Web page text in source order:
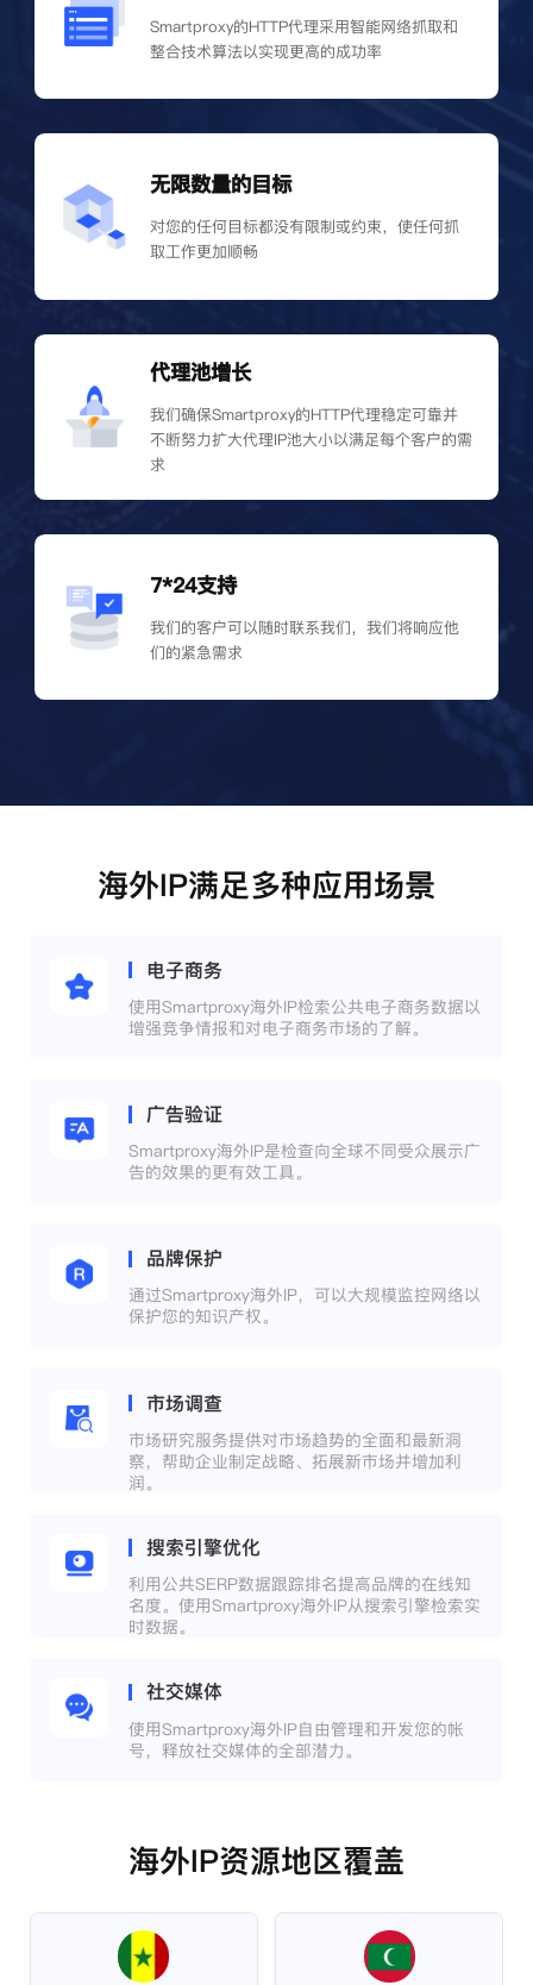
Smartproxy的HTTP代理采用智能网络抓取和
整合技术算法以实现更高的成功率
无限数量的目标
对您的任何目标都没有限制或约束，使任何抓
取工作更加顺畅
代理池增长
我们确保Smartproxy的HTTP代理稳定可靠并
不断努力扩大代理IP池大小以满足每个客户的需
求
7*24支持
我们的客户可以随时联系我们，我们将响应他
们的紧急需求
海外IP满足多种应用场景
电子商务
使用Smartproxy海外IP检索公共电子商务数据以
增强竞争情报和对电子商务市场的了解。
广告验证
Smartproxy海外IP是检查向全球不同受众展示广
告的效果的更有效工具。
品牌保护
通过Smartproxy海外IP，可以大规模监控网络以
保护您的知识产权。
市场调查
市场研究服务提供对市场趋势的全面和最新洞
察，帮助企业制定战略、拓展新市场并增加利
润。
搜索引擎优化
利用公共SERP数据跟踪排名提高品牌的在线知
名度。使用Smartproxy海外IP从搜索引擎检索实
时数据。
社交媒体
使用Smartproxy海外IP自由管理和开发您的帐
号，释放社交媒体的全部潜力。
海外IP资源地区覆盖